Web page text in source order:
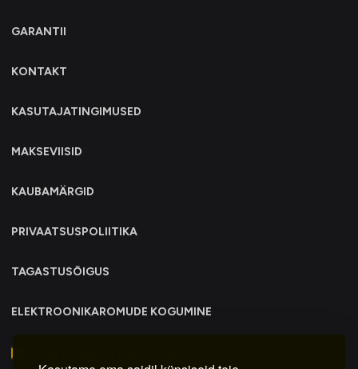
GARANTII
KONTAKT
KASUTAJATINGIMUSED
MAKSEVIISID
KAUBAMÄRGID
PRIVAATSUSPOLIITIKA
TAGASTUSÕIGUS
ELEKTROONIKAROMUDE KOGUMINE